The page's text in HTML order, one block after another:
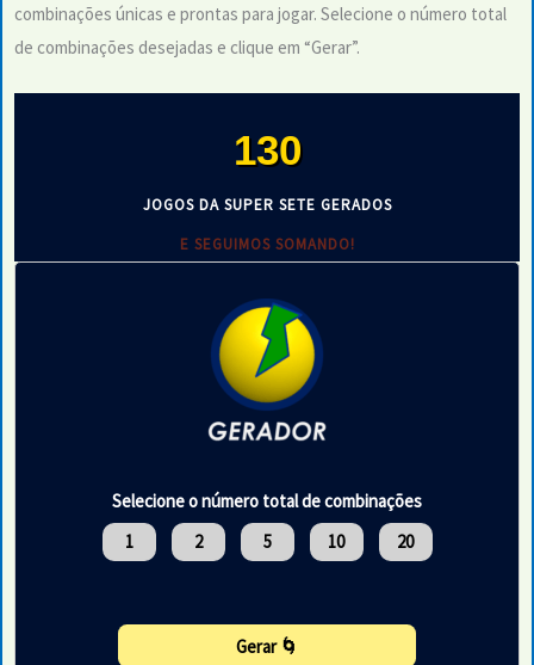
combinações únicas e prontas para jogar. Selecione o número total
de combinações desejadas e clique em “Gerar”.
132
JOGOS DA SUPER SETE GERADOS
E SEGUIMOS SOMANDO!
Selecione o número total de combinações
1
2 5 10 20
Gerar 🌀